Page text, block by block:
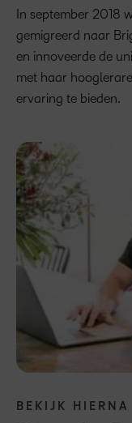
In september 2018
gemigreerd naar
en innoveerde de
met haar
ervaring te bieden.
BEKIJK HIERNA